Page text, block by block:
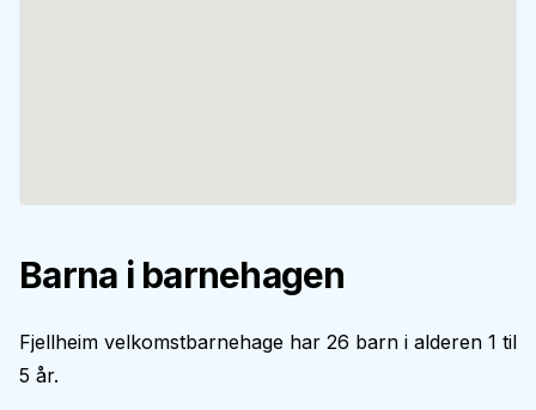
Barna i barnehagen
Fjellheim velkomstbarnehage har 26 barn i alderen 1 til
5 år.